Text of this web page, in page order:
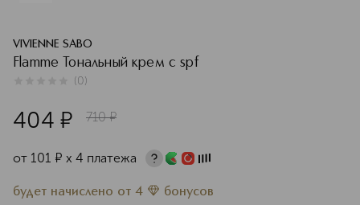
VIVIENNE SABO
Flamme Тональный крем с spf
(0)
404 ¤ 710 ¤
от 101 ¤ х 4 платежа
будет начислено от 4 бонусов